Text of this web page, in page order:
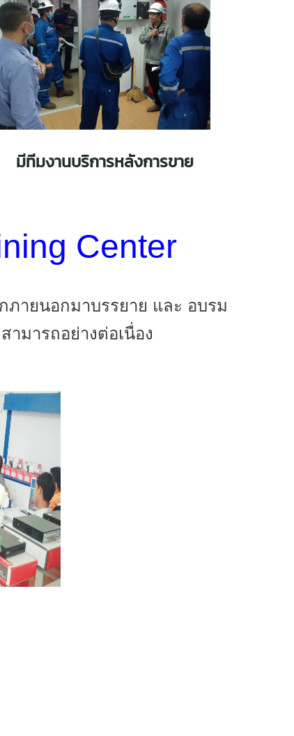
มีทีมงานบริการหลังการขาย
Center
ายนอกมาบรรยาย และ อบรม
มารถอย่างต่อเนื่อง